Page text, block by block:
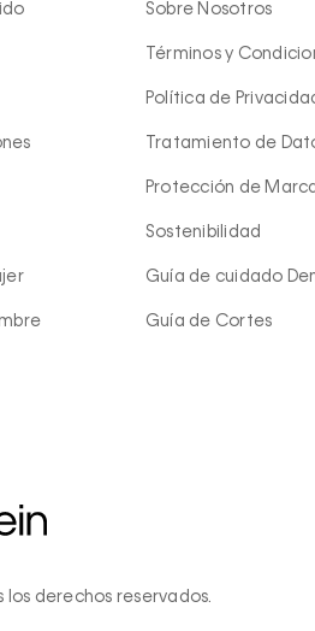
Sobre Nosotros
Términos y
Política de
Tratamiento de
Protección de
Sostenibilidad
Guía de cuidado
Guía de Cortes
los derechos reservados.